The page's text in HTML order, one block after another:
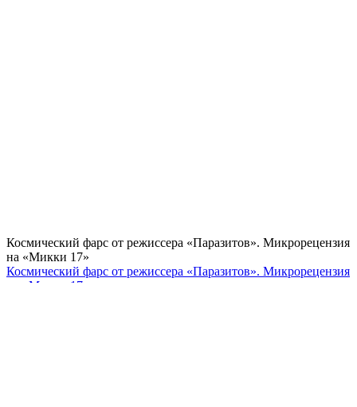
Космический фарс от режиссера «Паразитов». Микрорецензия
на «Микки 17»
Космический фарс от режиссера «Паразитов». Микрорецензия
на «Микки 17»